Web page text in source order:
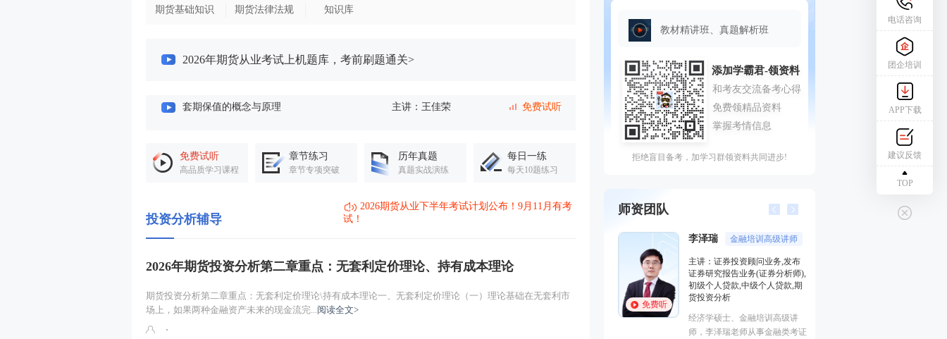
期货基础知识 期货法律法规 知识库
2026年期货从业考试上机题库，考前刷题通关>
期货投机交易 主讲：王佳荣 免费试听
股票与股票价格指数
项目导学 主讲：王佳荣 免费试听
免费试听
高品质学习课程
章节练习
章节专项突破
历年真题
真题实战演练
每日一练
每天10题练习
投资分析辅导
2026期货从业下半年考试计划公布！9月11月有考
试！
2026年期货投资分析第二章重点：无套利定价理论、持有成本理论
期货投资分析第二章重点：无套利定价理论\持有成本理论一、无套利定价理论（一）理论基础在无套利市
场上，如果两种金融资产未来的现金流完...阅读全文>
教材精讲班、真题解析班
拒绝盲目备考，加学习群领资料共同进步!
师资团队
免费听
李泽瑞 金融培训高级讲师
主讲：证券投资顾问业务,发布
证券研究报告业务(证券分析师),
初级个人贷款,中级个人贷款,期
货投资分析
经济学硕士、金融培训高级讲
师，李泽瑞老师从事金融类考证
电话咨询
团企培训
APP下载
建议反馈
TOP